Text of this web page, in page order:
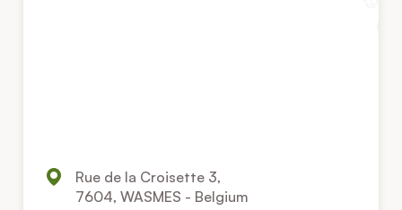
Rue de la Croisette 3,
7604, WASMES - Belgium